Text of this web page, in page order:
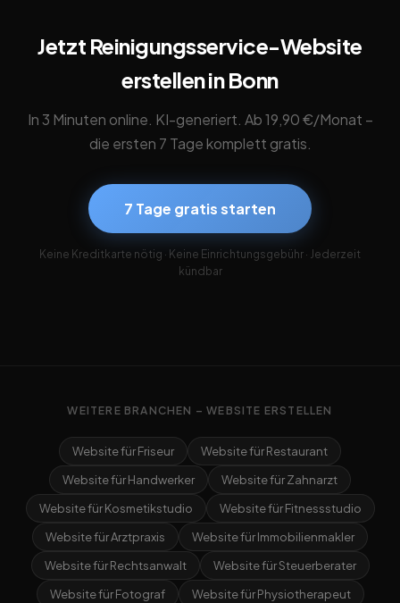
Jetzt Reinigungsservice-Website
erstellen in Bonn
In 3 Minuten online. KI-generiert. Ab 19,90 €/Monat –
die ersten 7 Tage komplett gratis.
7 Tage gratis starten
Keine Kreditkarte nötig · Keine Einrichtungsgebühr · Jederzeit
kündbar
WEITERE BRANCHEN – WEBSITE ERSTELLEN
Website für Friseur
Website für Restaurant
Website für Handwerker
Website für Zahnarzt
Website für Kosmetikstudio
Website für Fitnessstudio
Website für Arztpraxis
Website für Immobilienmakler
Website für Rechtsanwalt
Website für Steuerberater
Website für Fotograf
Website für Physiotherapeut